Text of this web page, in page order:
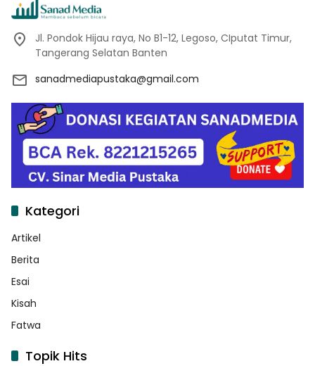
Jl. Pondok Hijau raya, No B1-12, Legoso, CIputat Timur,
Tangerang Selatan Banten
sanadmediapustaka@gmail.com
Kategori
Artikel
Berita
Esai
Kisah
Fatwa
Topik Hits